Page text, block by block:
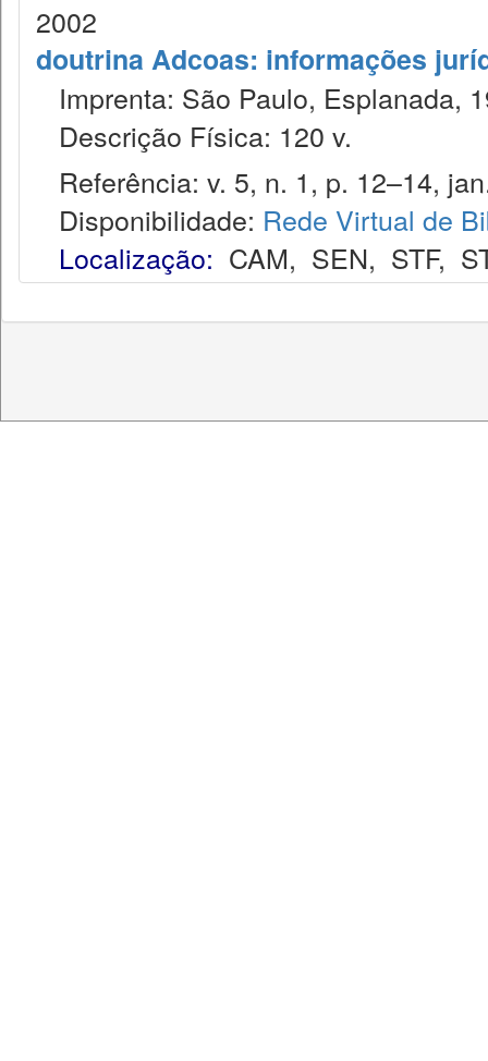
2002
doutrina Adcoas: informações
Imprenta: São Paulo, Esplanada,
Descrição Física: 120 v.
Referência: v. 5, n. 1, p. 12–14,
Disponibilidade: Rede Virtual de
Localização: CAM, SEN, STF,